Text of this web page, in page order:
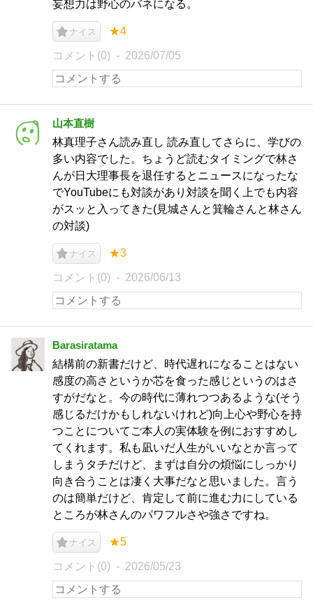
妄想力は野心のバネになる。
ナイス ★4
コメント(0) 2026/07/05
山本直樹
林真理子さん読み直し 読み直してさらに、学びの
多い内容でした。ちょうど読むタイミングで林さ
んが日大理事長を退任するとニュースになったな
でYouTubeにも対談があり対談を聞く上でも内容
がスッと入ってきた(見城さんと箕輪さんと林さん
の対談)
ナイス ★3
コメント(0) 2026/06/13
Barasiratama
結構前の新書だけど、時代遅れになることはない
感度の高さというか芯を食った感じというのはさ
すがだなと。今の時代に薄れつつあるような(そう
感じるだけかもしれないけれど)向上心や野心を持
つことについてご本人の実体験を例におすすめし
てくれます。私も凪いだ人生がいいなとか言って
しまうタチだけど、まずは自分の煩悩にしっかり
向き合うことは凄く大事だなと思いました。言う
のは簡単だけど、肯定して前に進む力にしている
ところが林さんのパワフルさや強さですね。
ナイス ★5
コメント(0) 2026/05/23